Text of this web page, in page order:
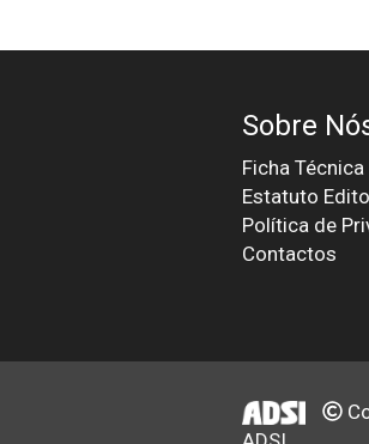
Sobre
Ficha Técnica
Estatuto
Política de
Contactos